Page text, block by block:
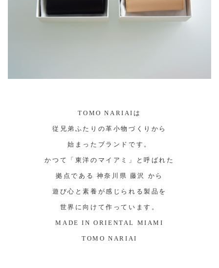
TOMO NARIAIは
従兄弟ふたりの革小物づくりから
始まったブランドです。
かつて「東洋のマイアミ」と呼ばれた
拠点である 神奈川県 藤沢 から
遊び心と素養が感じられる製品を
世界に向けて作っています。
MADE IN ORIENTAL MIAMI
TOMO NARIAI